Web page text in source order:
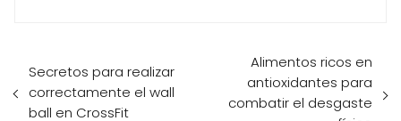
Secretos para realizar
correctamente el wall
ball en CrossFit
Alimentos ricos en
antioxidantes para
combatir el desgaste